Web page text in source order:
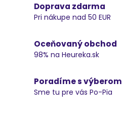
Doprava zdarma
Pri nákupe nad 50 EUR
Oceňovaný obchod
98% na Heureka.sk
Poradíme s výberom
Sme tu pre vás Po-Pia